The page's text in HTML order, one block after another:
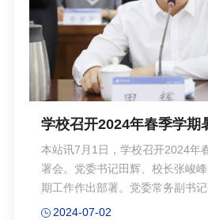
贯彻落实中共中央新修订的《中
例...
学校召开2024年春季学期
本站讯7月1日，学校召开2024年
署会。党委书记田辉、校长张峻
期工作作出部署。党委常务副书记
工作情况，部署下一阶段校庆有关
2024-07-02